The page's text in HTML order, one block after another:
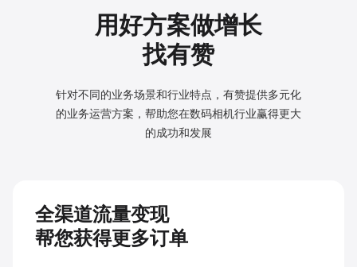
用好方案做增长
找有赞
针对不同的业务场景和行业特点，有赞提供多元化
的业务运营方案，帮助您在数码相机行业赢得更大
的成功和发展
全渠道流量变现
帮您获得更多订单